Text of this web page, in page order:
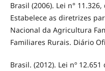
Brasil (2006). Lei n°
Estabelece as diretrizes
Nacional da Agricultura
Familiares Rurais. Diário
Brasil. (2012). Lei nº